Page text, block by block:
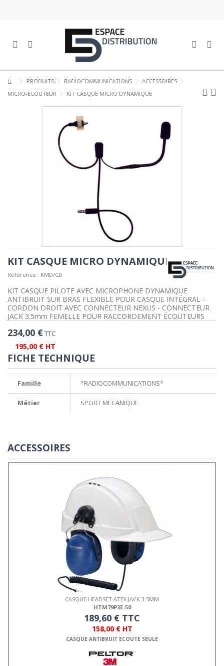
PRODUITS RADIOCOMMUNICATIONS
ACCESSOIRES
MICRO-ECOUTEUR
KIT CASQUE MICRO DYNAMIQUE
KIT CASQUE MICRO DYNAMIQUE
Référence : KMD/CD
KIT CASQUE PILOTE AVEC MICROPHONE DYNAMIQUE
ANTIBRUIT SUR BRAS FLEXIBLE POUR CASQUE INTÉGRAL -
CORDON DROIT AVEC CONNECTEUR NEXUS - CONNECTEUR
JACK 3.5mm FEMELLE POUR RACCORDEMENT ÉCOUTEURS
234,00 €TTC
195,00 € HT
FICHE TECHNIQUE
Famille *RADIOCOMMUNICATIONS*
Métier SPORT MECANIQUE
ACCESSOIRES
CASQUE HEADSET ATEX JACK 3.5MM
HTM79P3E-50
189,60 € TTC
158,00 € HT
CASQUE ANTIBRUIT ECOUTE SEULE